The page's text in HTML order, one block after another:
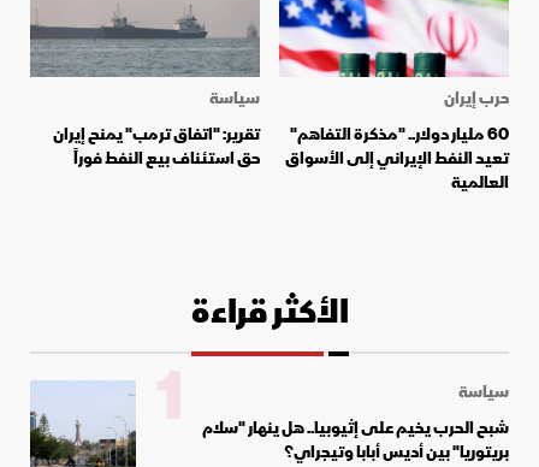
حرب إيران
60 مليار دولار.. "مذكرة التفاهم"
تعيد النفط الإيراني إلى الأسواق
العالمية
سياسة
تقرير: "اتفاق ترمب" يمنح إيران
حق استئناف بيع النفط فوراً
الأكثر قراءة
سياسة
شبح الحرب يخيم على إثيوبيا.. هل ينهار "سلام
بريتوريا" بين أديس أبابا وتيجراي؟
1